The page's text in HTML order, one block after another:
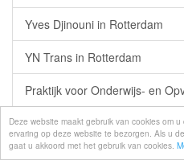
Deze website maakt gebruik van cookies om u
ervaring op deze website te bezorgen. Als u
gaat u akkoord met het gebruik van cookies.
Yves Djinouni in Rotterdam
YN Trans in Rotterdam
Praktijk voor Onderwijs- en
Önel 66 in Rotterdam
Lynch Finance in Rotterdam